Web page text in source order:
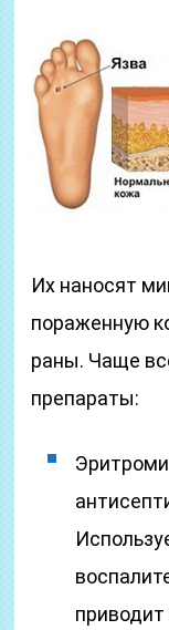
Их наносят
пораженную
раны. Чаще
препараты: